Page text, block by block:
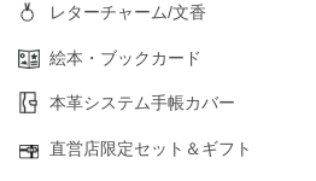
レターチャーム/文香
絵本・ブックカード
本革システム手帳カバー
直営店限定セット＆ギフト